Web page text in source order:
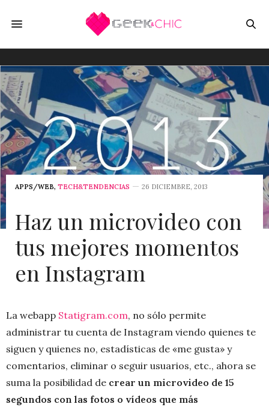
APPS/WEB, TECH&TENDENCIAS 26 DICIEMBRE, 2013
Haz un microvideo con
tus mejores momentos
en Instagram
La webapp Statigram.com, no sólo permite
administrar tu cuenta de Instagram viendo quienes te
siguen y quienes no, estadísticas de «me gusta» y
comentarios, eliminar o seguir usuarios, etc., ahora se
suma la posibilidad de crear un microvideo de 15
segundos con las fotos o vídeos que más